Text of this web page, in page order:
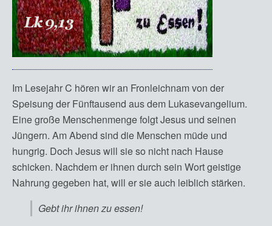
Im Lesejahr C hören wir an Fronleichnam von der
Speisung der Fünftausend aus dem Lukasevangelium.
Eine große Menschenmenge folgt Jesus und seinen
Jüngern. Am Abend sind die Menschen müde und
hungrig. Doch Jesus will sie so nicht nach Hause
schicken. Nachdem er ihnen durch sein Wort geistige
Nahrung gegeben hat, will er sie auch leiblich stärken.
Gebt ihr ihnen zu essen!